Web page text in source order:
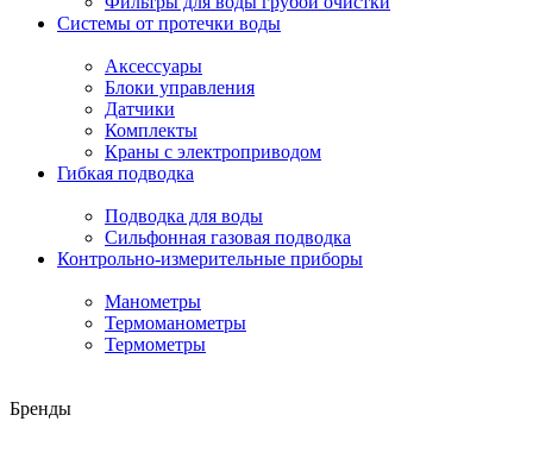
Системы от протечки воды
Аксессуары
Блоки управления
Датчики
Комплекты
Краны с электроприводом
Гибкая подводка
Подводка для воды
Сильфонная газовая подводка
Контрольно-измерительные приборы
Манометры
Термоманометры
Термометры
Бренды